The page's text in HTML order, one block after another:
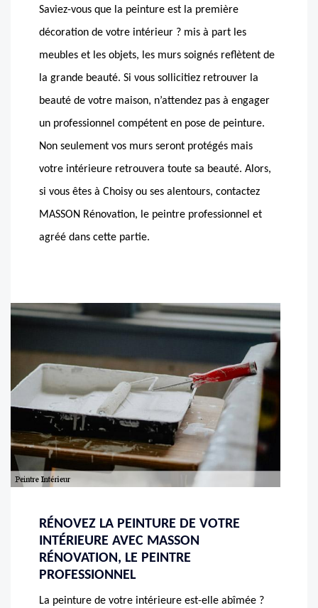
Saviez-vous que la peinture est la première
décoration de votre intérieur ? mis à part les
meubles et les objets, les murs soignés reflètent de
la grande beauté. Si vous sollicitiez retrouver la
beauté de votre maison, n’attendez pas à engager
un professionnel compétent en pose de peinture.
Non seulement vos murs seront protégés mais
votre intérieure retrouvera toute sa beauté. Alors,
si vous êtes à Choisy ou ses alentours, contactez
MASSON Rénovation, le peintre professionnel et
agréé dans cette partie.
RÉNOVEZ LA PEINTURE DE VOTRE
INTÉRIEURE AVEC MASSON
RÉNOVATION, LE PEINTRE
PROFESSIONNEL
La peinture de votre intérieure est-elle abîmée ?